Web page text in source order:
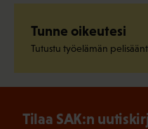
Tunne oikeutesi
Tutustu työelämän
Tilaa SAK:n